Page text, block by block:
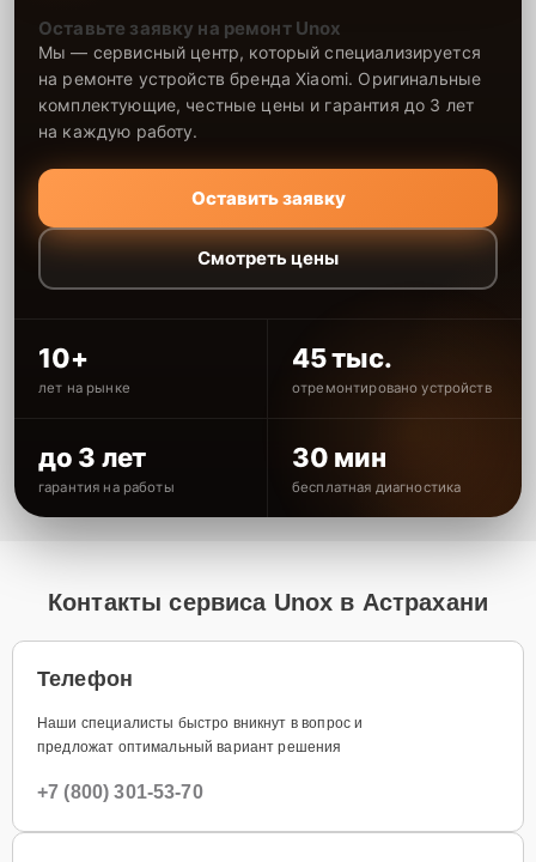
Оставьте заявку на ремонт Unox
Мы — сервисный центр, который специализируется
на ремонте устройств бренда Xiaomi. Оригинальные
комплектующие, честные цены и гарантия до 3 лет
на каждую работу.
Оставить заявку
Смотреть цены
10+
лет на рынке
45 тыс.
отремонтировано устройств
до 3 лет
гарантия на работы
30 мин
бесплатная диагностика
Контакты сервиса Unox в Астрахани
Телефон
Наши специалисты быстро вникнут в вопрос и
предложат оптимальный вариант решения
+7 (800) 301-53-70